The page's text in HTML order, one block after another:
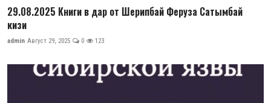
29.08.2025 Книги в дар от Шерипбай Феруза Сатымбай
кизи
admin Август 29, 2025 0 123